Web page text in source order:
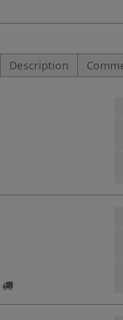
Description